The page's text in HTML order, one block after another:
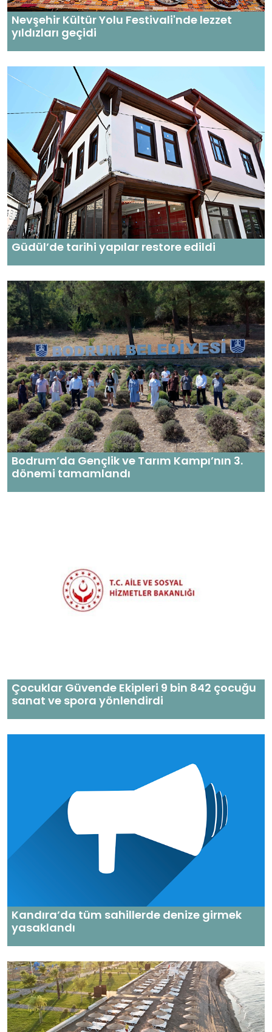
Nevşehir Kültür Yolu Festivali'nde lezzet
yıldızları geçidi
Güdül’de tarihi yapılar restore edildi
Bodrum’da Gençlik ve Tarım Kampı’nın 3.
dönemi tamamlandı
Çocuklar Güvende Ekipleri 9 bin 842 çocuğu
sanat ve spora yönlendirdi
Kandıra’da tüm sahillerde denize girmek
yasaklandı